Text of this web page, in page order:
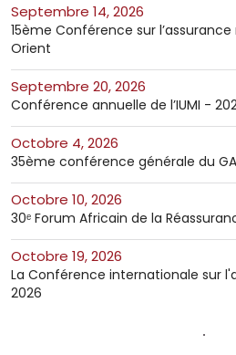
septembre 14, 2026
15ème Conférence sur
Orient
septembre 20, 2026
Conférence annuelle de l’IUMI -
octobre 4, 2026
35ème conférence générale du
octobre 10, 2026
30ᵉ Forum Africain de la
octobre 19, 2026
La Conférence internationale sur
2026